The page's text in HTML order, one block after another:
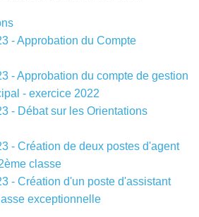
- Approbation du Compte
- Approbation du compte de gestion
- exercice 2022
- Débat sur les Orientations
- Création de deux postes d'agent
classe
- Création d'un poste d'assistant
exceptionnelle